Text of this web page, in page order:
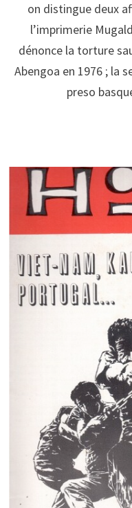
on distingue deux
l’imprimerie
dénonce la torture
Abengoa en 1976 ; la
preso